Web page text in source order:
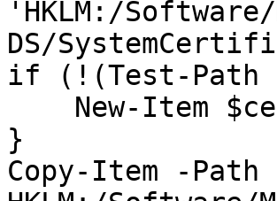
'HKLM:/
DS/
if (!(Test-Path
}
Copy-Item -Path